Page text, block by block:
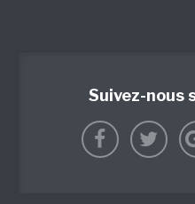
Suivez-nous